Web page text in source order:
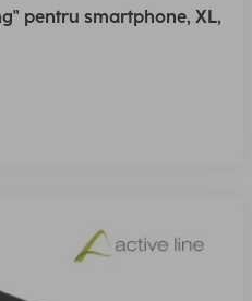
pentru smartphone, XL,